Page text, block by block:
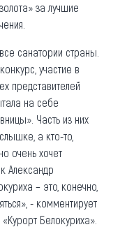
за лучшие
санатории страны.
участие в
представителей
на себе
Часть из них
а кто-то,
очень хочет
Александр
– это, конечно,
- комментирует
«Курорт Белокуриха».